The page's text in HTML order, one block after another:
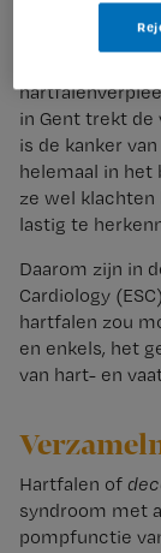
Te weinig
in Gent trekt de
is de kanker
helemaal in het
ze wel klachten
lastig te
Daarom zijn in
Cardiology (ESC)
hartfalen zou
en enkels, het
van hart- en
Hartfalen of
syndroom met
pompfunctie